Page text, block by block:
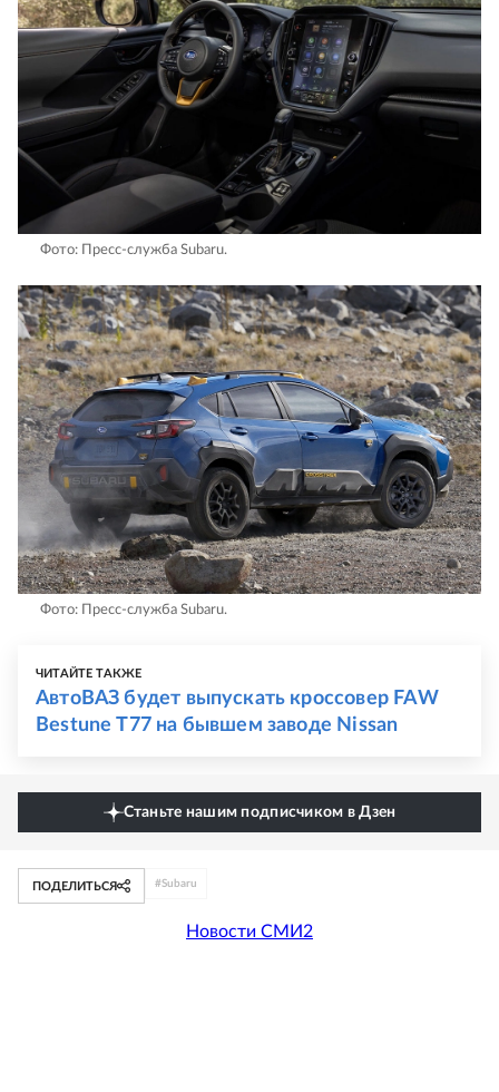
Фото: Пресс-служба Subaru.
Фото: Пресс-служба Subaru.
ЧИТАЙТЕ ТАКЖЕ
АвтоВАЗ будет выпускать кроссовер FAW
Bestune Т77 на бывшем заводе Nissan
Станьте нашим подписчиком в Дзен
ПОДЕЛИТЬСЯ #Subaru
Новости СМИ2